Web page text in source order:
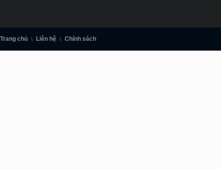
Trang chủ Liên hệ Chính sách